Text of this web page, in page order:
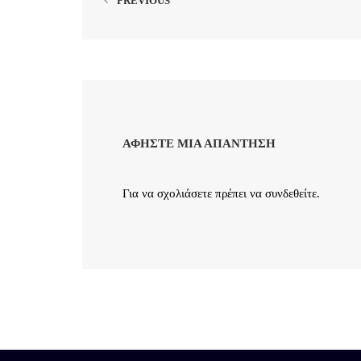
ΑΦΉΣΤΕ ΜΙΑ ΑΠΆΝΤΗΣΗ
Για να σχολιάσετε πρέπει να συνδεθείτε.